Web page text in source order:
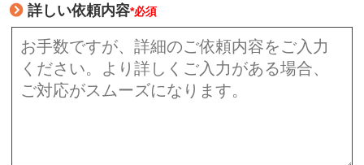
詳しい依頼内容*必須